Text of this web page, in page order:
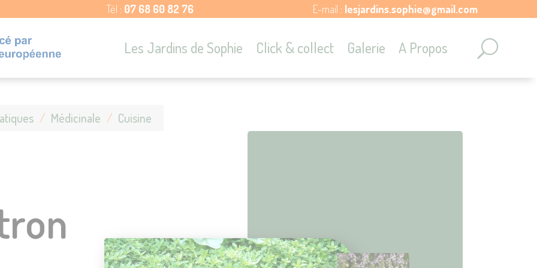
Tél : 07 68 60 82 76 E-mail : lesjardins.sophie@gmail.com
Les Jardins de Sophie Click & collect Galerie A Propos
/ Médicinale / Cuisine